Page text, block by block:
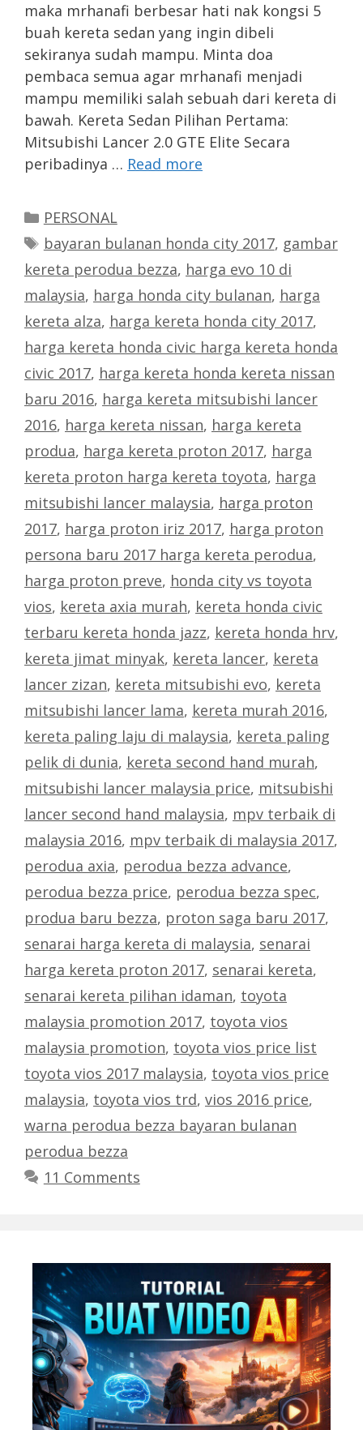
maka mrhanafi berbesar hati nak kongsi 5
buah kereta sedan yang ingin dibeli
sekiranya sudah mampu. Minta doa
pembaca semua agar mrhanafi menjadi
mampu memiliki salah sebuah dari kereta di
bawah. Kereta Sedan Pilihan Pertama:
Mitsubishi Lancer 2.0 GTE Elite Secara
peribadinya … Read more
Categories
PERSONAL
Tags
bayaran bulanan honda city 2017, gambar
kereta perodua bezza, harga evo 10 di
malaysia, harga honda city bulanan, harga
kereta alza, harga kereta honda city 2017,
harga kereta honda civic harga kereta honda
civic 2017, harga kereta honda kereta nissan
baru 2016, harga kereta mitsubishi lancer
2016, harga kereta nissan, harga kereta
produa, harga kereta proton 2017, harga
kereta proton harga kereta toyota, harga
mitsubishi lancer malaysia, harga proton
2017, harga proton iriz 2017, harga proton
persona baru 2017 harga kereta perodua,
harga proton preve, honda city vs toyota
vios, kereta axia murah, kereta honda civic
terbaru kereta honda jazz, kereta honda hrv,
kereta jimat minyak, kereta lancer, kereta
lancer zizan, kereta mitsubishi evo, kereta
mitsubishi lancer lama, kereta murah 2016,
kereta paling laju di malaysia, kereta paling
pelik di dunia, kereta second hand murah,
mitsubishi lancer malaysia price, mitsubishi
lancer second hand malaysia, mpv terbaik di
malaysia 2016, mpv terbaik di malaysia 2017,
perodua axia, perodua bezza advance,
perodua bezza price, perodua bezza spec,
produa baru bezza, proton saga baru 2017,
senarai harga kereta di malaysia, senarai
harga kereta proton 2017, senarai kereta,
senarai kereta pilihan idaman, toyota
malaysia promotion 2017, toyota vios
malaysia promotion, toyota vios price list
toyota vios 2017 malaysia, toyota vios price
malaysia, toyota vios trd, vios 2016 price,
warna perodua bezza bayaran bulanan
perodua bezza
11 Comments